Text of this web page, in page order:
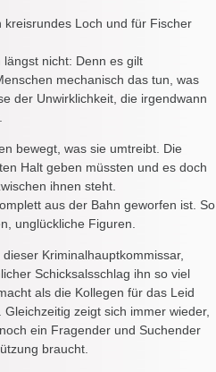
Loch und für Fischer
nicht: Denn es gilt
mechanisch das tun, was
der Unwirklichkeit, die irgendwann
bewegt, was sie umtreibt. Die
Halt geben müssten und es doch
ihnen steht.
aus der Bahn geworfen ist. So
unglückliche Figuren.
Kriminalhauptkommissar,
Schicksalsschlag ihn so viel
als die Kollegen für das Leid
Gleichzeitig zeigt sich immer wieder,
ein Fragender und Suchender
braucht.